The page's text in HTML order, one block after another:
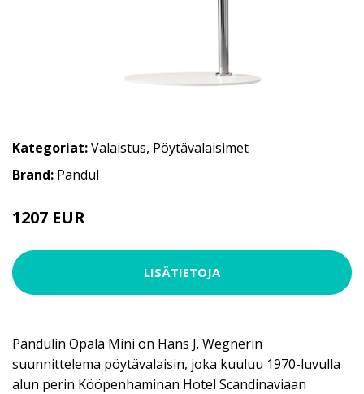
Kategoriat:Valaistus, Pöytävalaisimet
Brand: Pandul
1207 EUR
LISÄTIETOJA
Pandulin Opala Mini on Hans J. Wegnerin
suunnittelema pöytävalaisin, joka kuuluu 1970-luvulla
alun perin Kööpenhaminan Hotel Scandinaviaan